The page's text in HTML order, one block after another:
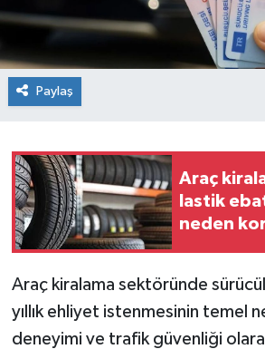
Paylaş
Araç
lastik
neden
Araç kiralama sektöründe
yıllık ehliyet istenmesinin temel
deneyimi ve trafik güvenliği